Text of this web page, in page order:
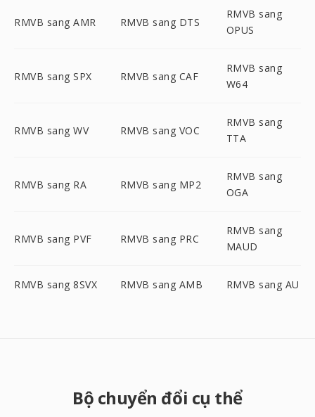
RMVB sang AMR RMVB sang DTS
RMVB sang
OPUS
RMVB sang SPX RMVB sang CAF
RMVB sang
W64
RMVB sang WV RMVB sang VOC
RMVB sang
TTA
RMVB sang RA RMVB sang MP2
RMVB sang
OGA
RMVB sang PVF RMVB sang PRC
RMVB sang
MAUD
RMVB sang 8SVX RMVB sang AMB RMVB sang AU
Bộ chuyển đổi cụ thể